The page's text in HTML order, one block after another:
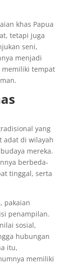
khas Papua
tetapi juga
seni,
menjadi
memiliki tempat
yang
adat di wilayah
mereka.
berbeda-
tinggal, serta
pakaian
penampilan.
sosial,
hubungan
itu,
memiliki